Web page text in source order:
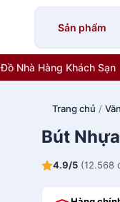
Sản phẩm
Đồ Nhà Hàng Khách Sạn
Trang chủ /
Bút Nhựa
4.9/5 (12.568